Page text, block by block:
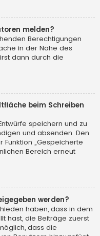
melden?
Berechtigungen
in der Nähe des
dann durch die
beim Schreiben
speichern und zu
und absenden. Den
„Gespeicherte
Bereich erneut
werden?
haben, dass in dem
hast, die Beiträge zuerst
dass die